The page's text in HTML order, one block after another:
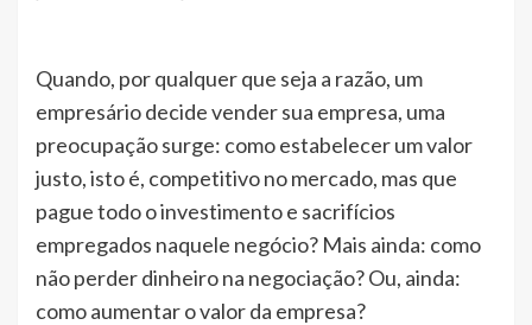
Quando, por qualquer que seja a razão, um
empresário decide vender sua empresa, uma
preocupação surge: como estabelecer um valor
justo, isto é, competitivo no mercado, mas que
pague todo o investimento e sacrifícios
empregados naquele negócio? Mais ainda: como
não perder dinheiro na negociação? Ou, ainda:
como aumentar o valor da empresa?